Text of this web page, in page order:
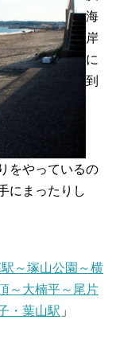
海
岸
に
到
をやっているの
にまったりし
～塚山公園～横
～大楠平～尾片
・葉山駅 」